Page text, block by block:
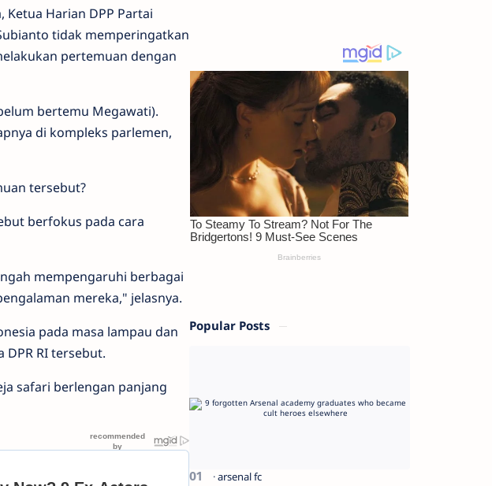
Harian DPP Partai
tidak memperingatkan
pertemuan dengan
bertemu Megawati).
di kompleks parlemen,
tersebut?
berfokus pada cara
mempengaruhi berbagai
mereka," jelasnya.
pada masa lampau dan
RI tersebut.
safari berlengan panjang
Popular Posts